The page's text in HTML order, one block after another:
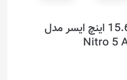
لپ تاپ گیمینگ 15.6 اینچ ایسر مدل
Nitro 5